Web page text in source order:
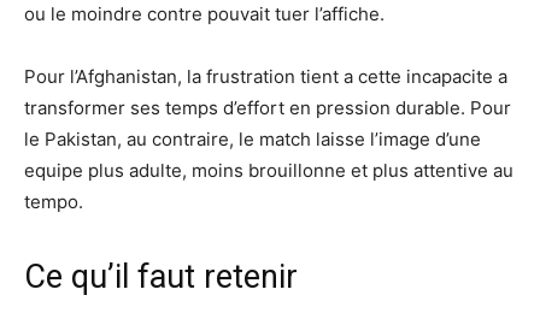
ou le moindre contre pouvait tuer l’affiche.
Pour l’Afghanistan, la frustration tient a cette incapacite a
transformer ses temps d’effort en pression durable. Pour
le Pakistan, au contraire, le match laisse l’image d’une
equipe plus adulte, moins brouillonne et plus attentive au
tempo.
Ce qu’il faut retenir